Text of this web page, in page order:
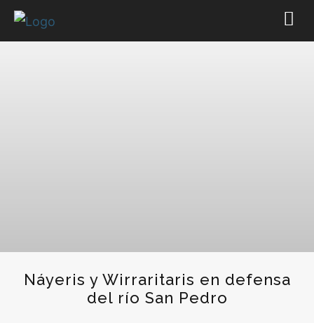
Náyeris y Wirraritaris en defensa
del río San Pedro